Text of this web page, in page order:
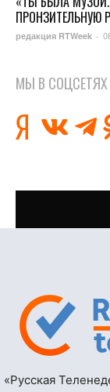
ПРОНЗИТЕЛЬНУЮ
редакция RTWeek -
МЫ В СОЦСЕТЯХ
«Русская